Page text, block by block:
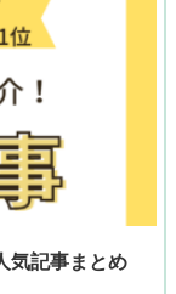
気記事まとめ